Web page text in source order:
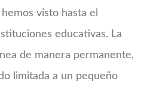
visto hasta el
educativas. La
de manera permanente,
limitada a un pequeño